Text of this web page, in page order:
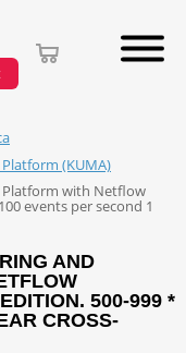
(KUMA)
Platform with Netflow
events per second 1
AND
500-999 *
CROSS-